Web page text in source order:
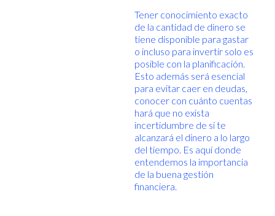
Tener conocimiento exacto
de la cantidad de dinero se
tiene disponible para gastar
o incluso para invertir solo es
posible con la planificación.
Esto además será esencial
para evitar caer en deudas,
conocer con cuánto cuentas
hará que no exista
incertidumbre de si te
alcanzará el dinero a lo largo
del tiempo. Es aquí donde
entendemos la importancia
de la buena gestión
financiera.